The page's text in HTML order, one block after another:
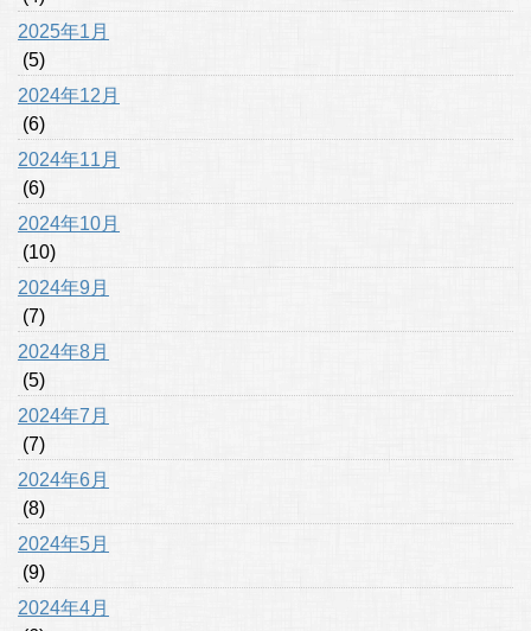
2025年1月
(5)
2024年12月
(6)
2024年11月
(6)
2024年10月
(10)
2024年9月
(7)
2024年8月
(5)
2024年7月
(7)
2024年6月
(8)
2024年5月
(9)
2024年4月